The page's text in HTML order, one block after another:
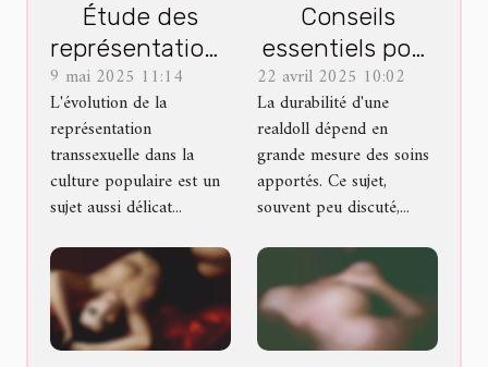
Étude des
représentations
transsexuelles
dans la culture
populaire
contemporaine
9 mai 2025 11:14
L'évolution de la
représentation
transsexuelle dans la
culture populaire est un
sujet aussi délicat...
Conseils
essentiels pour
l'entretien et la
longévité de
votre realdoll
22 avril 2025 10:02
La durabilité d'une
realdoll dépend en
grande mesure des soins
apportés. Ce sujet,
souvent peu discuté,...